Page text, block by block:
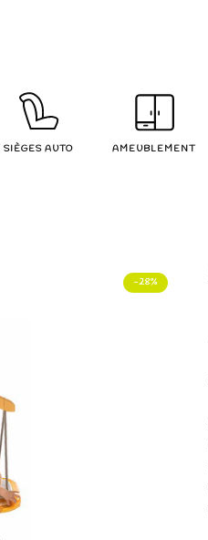
SIÈGES AUTO AMEUBLEMENT
-28%